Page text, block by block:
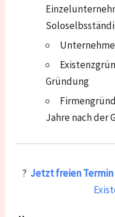
Gründung
Jahre nach der
? Jetzt freien Termin